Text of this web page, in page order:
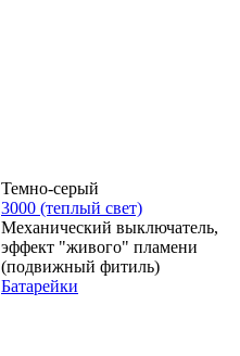
Темно-серый
3000 (теплый свет)
Механический выключатель,
эффект "живого" пламени
(подвижный фитиль)
Батарейки